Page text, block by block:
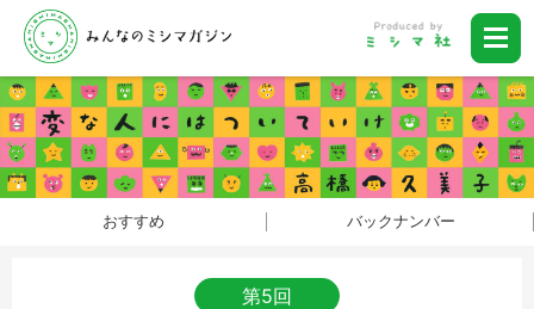
おすすめ バックナンバー
第5回